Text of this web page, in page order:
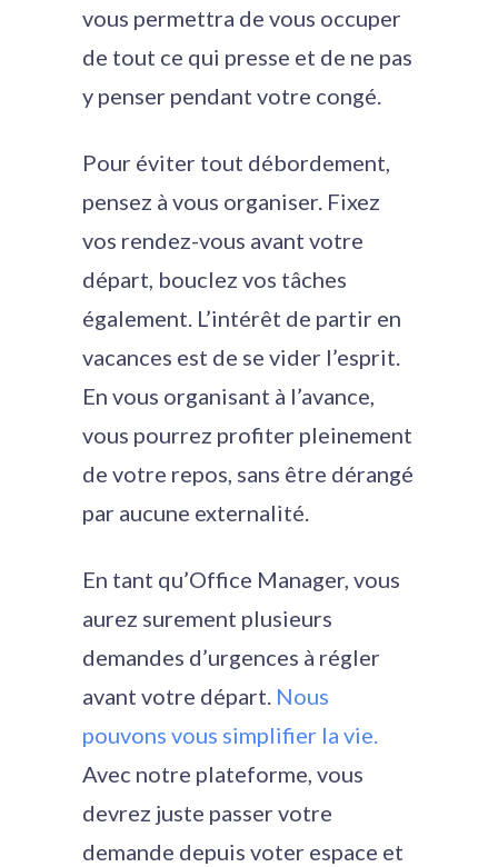
vous permettra de vous occuper
de tout ce qui presse et de ne pas
y penser pendant votre congé.
Pour éviter tout débordement,
pensez à vous organiser. Fixez
vos rendez-vous avant votre
départ, bouclez vos tâches
également. L’intérêt de partir en
vacances est de se vider l’esprit.
En vous organisant à l’avance,
vous pourrez profiter pleinement
de votre repos, sans être dérangé
par aucune externalité.
En tant qu’Office Manager, vous
aurez surement plusieurs
demandes d’urgences à régler
avant votre départ. Nous
pouvons vous simplifier la vie.
Avec notre plateforme, vous
devrez juste passer votre
demande depuis voter espace et